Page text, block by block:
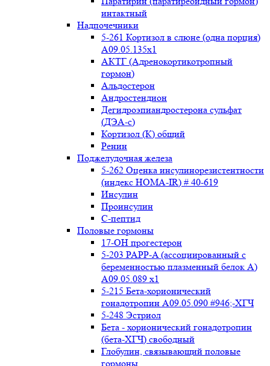
интактный
Надпочечники
5-261 Кортизол в слюне (одна порция)
A09.05.135x1
АКТГ (Адренокортикотропный
гормон)
Альдостерон
Андростендион
Дегидроэпиандростерона сульфат
(ДЭА-с)
Кортизол (К) общий
Ренин
Поджелудочная железа
5-262 Оценка инсулинорезистентности
(индекс HOMA-IR) # 40-619
Инсулин
Проинсулин
С-пептид
Половые гормоны
17-ОН прогестерон
5-203 PAPP-A (ассоциированный с
беременностью плазменный белок А)
А09.05.089 x1
5-215 Бета-хорионический
гонадотропин А09.05.090 #946;-ХГЧ
5-248 Эстриол
Бета - хорионический гонадотропин
(бета-ХГЧ) свободный
Глобулин, связывающий половые
гормоны